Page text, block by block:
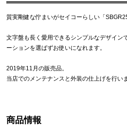
質実剛健な佇まいがセイコーらしい「
文字盤も長く愛用できるシンプルなデザイン
ーションを選ばずお使いになれます。
2019年11月の販売品。
当店でのメンテナンスと外装の仕上げを行い
商品情報